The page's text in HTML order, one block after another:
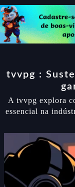
tvvpg :
A tvvpg explora
essencial na